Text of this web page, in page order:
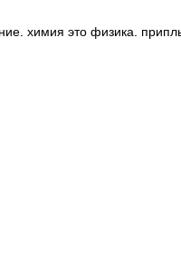
химия это физика.